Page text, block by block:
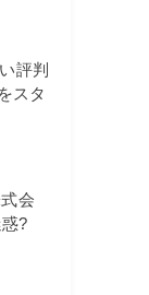
評判
スタ
会
?